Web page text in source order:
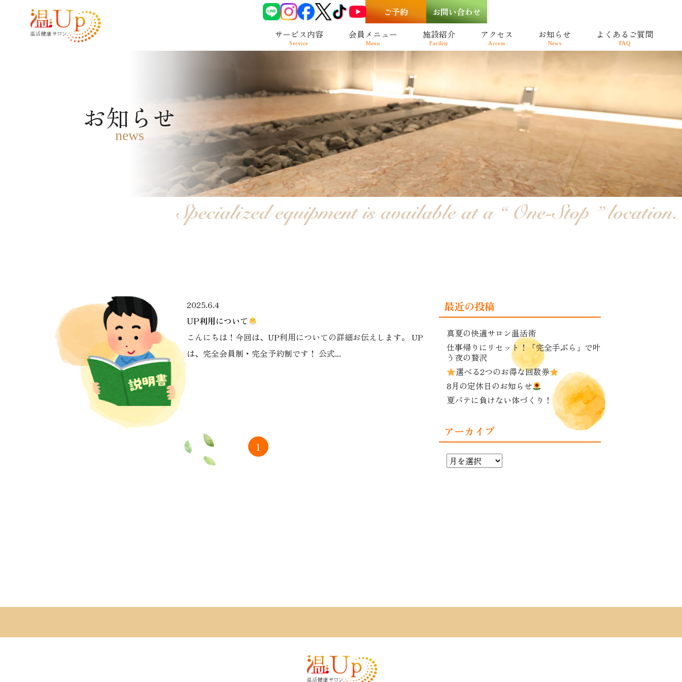
ご予約
お問い合わせ
サービス内容
会員メニュー 施設紹介 アクセス お知らせ よくあるご質問
お知らせ
news
2025.6.4
UP利用について
こんにちは！今回は、UP利用についての詳細お伝えします。 UP
は、完全会員制・完全予約制です！ 公式...
1
最近の投稿
真夏の快適サロン温活術
仕事帰りにリセット！「完全手ぶら」で叶
う夜の贅沢
選べる2つのお得な回数券
8月の定休日のお知らせ
夏バテに負けない体づくり！
アーカイブ
ア